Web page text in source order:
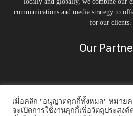
locally and globally, we combine our
communications and media strategy to
for our clients.
Our
เมื่อคลิก "อนุญาตคุกกี้ทั้งหมด" หมายค
จะเปิดการใช้งานคุกกี้เพื่อวัตถุประสงค์